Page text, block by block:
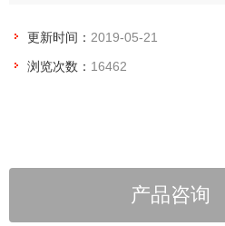
更新时间： 2019-05-21
浏览次数： 16462
产品咨询